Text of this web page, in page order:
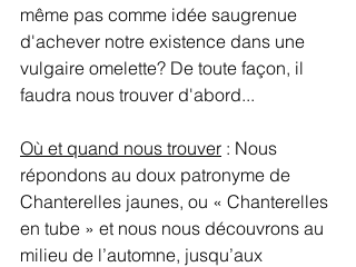
même pas comme idée saugrenue
d'achever notre existence dans une
vulgaire omelette? De toute façon, il
faudra nous trouver d'abord...
Où et quand nous trouver : Nous
répondons au doux patronyme de
Chanterelles jaunes, ou « Chanterelles
en tube » et nous nous découvrons au
milieu de l’automne, jusqu’aux